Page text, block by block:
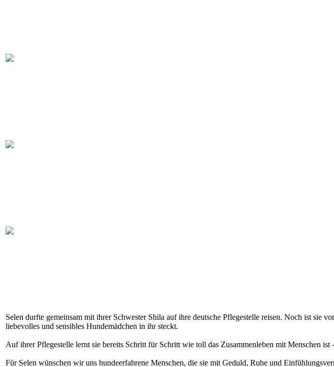
Selen durfte gemeinsam mit ihrer Schwester Shila auf ihre deutsche Pflegestelle reisen. Noch ist sie
liebevolles und sensibles Hundemädchen in ihr steckt.
Auf ihrer Pflegestelle lernt sie bereits Schritt für Schritt wie toll das Zusammenleben mit Menschen ist
Für Selen wünschen wir uns hundeerfahrene Menschen, die sie mit Geduld, Ruhe und